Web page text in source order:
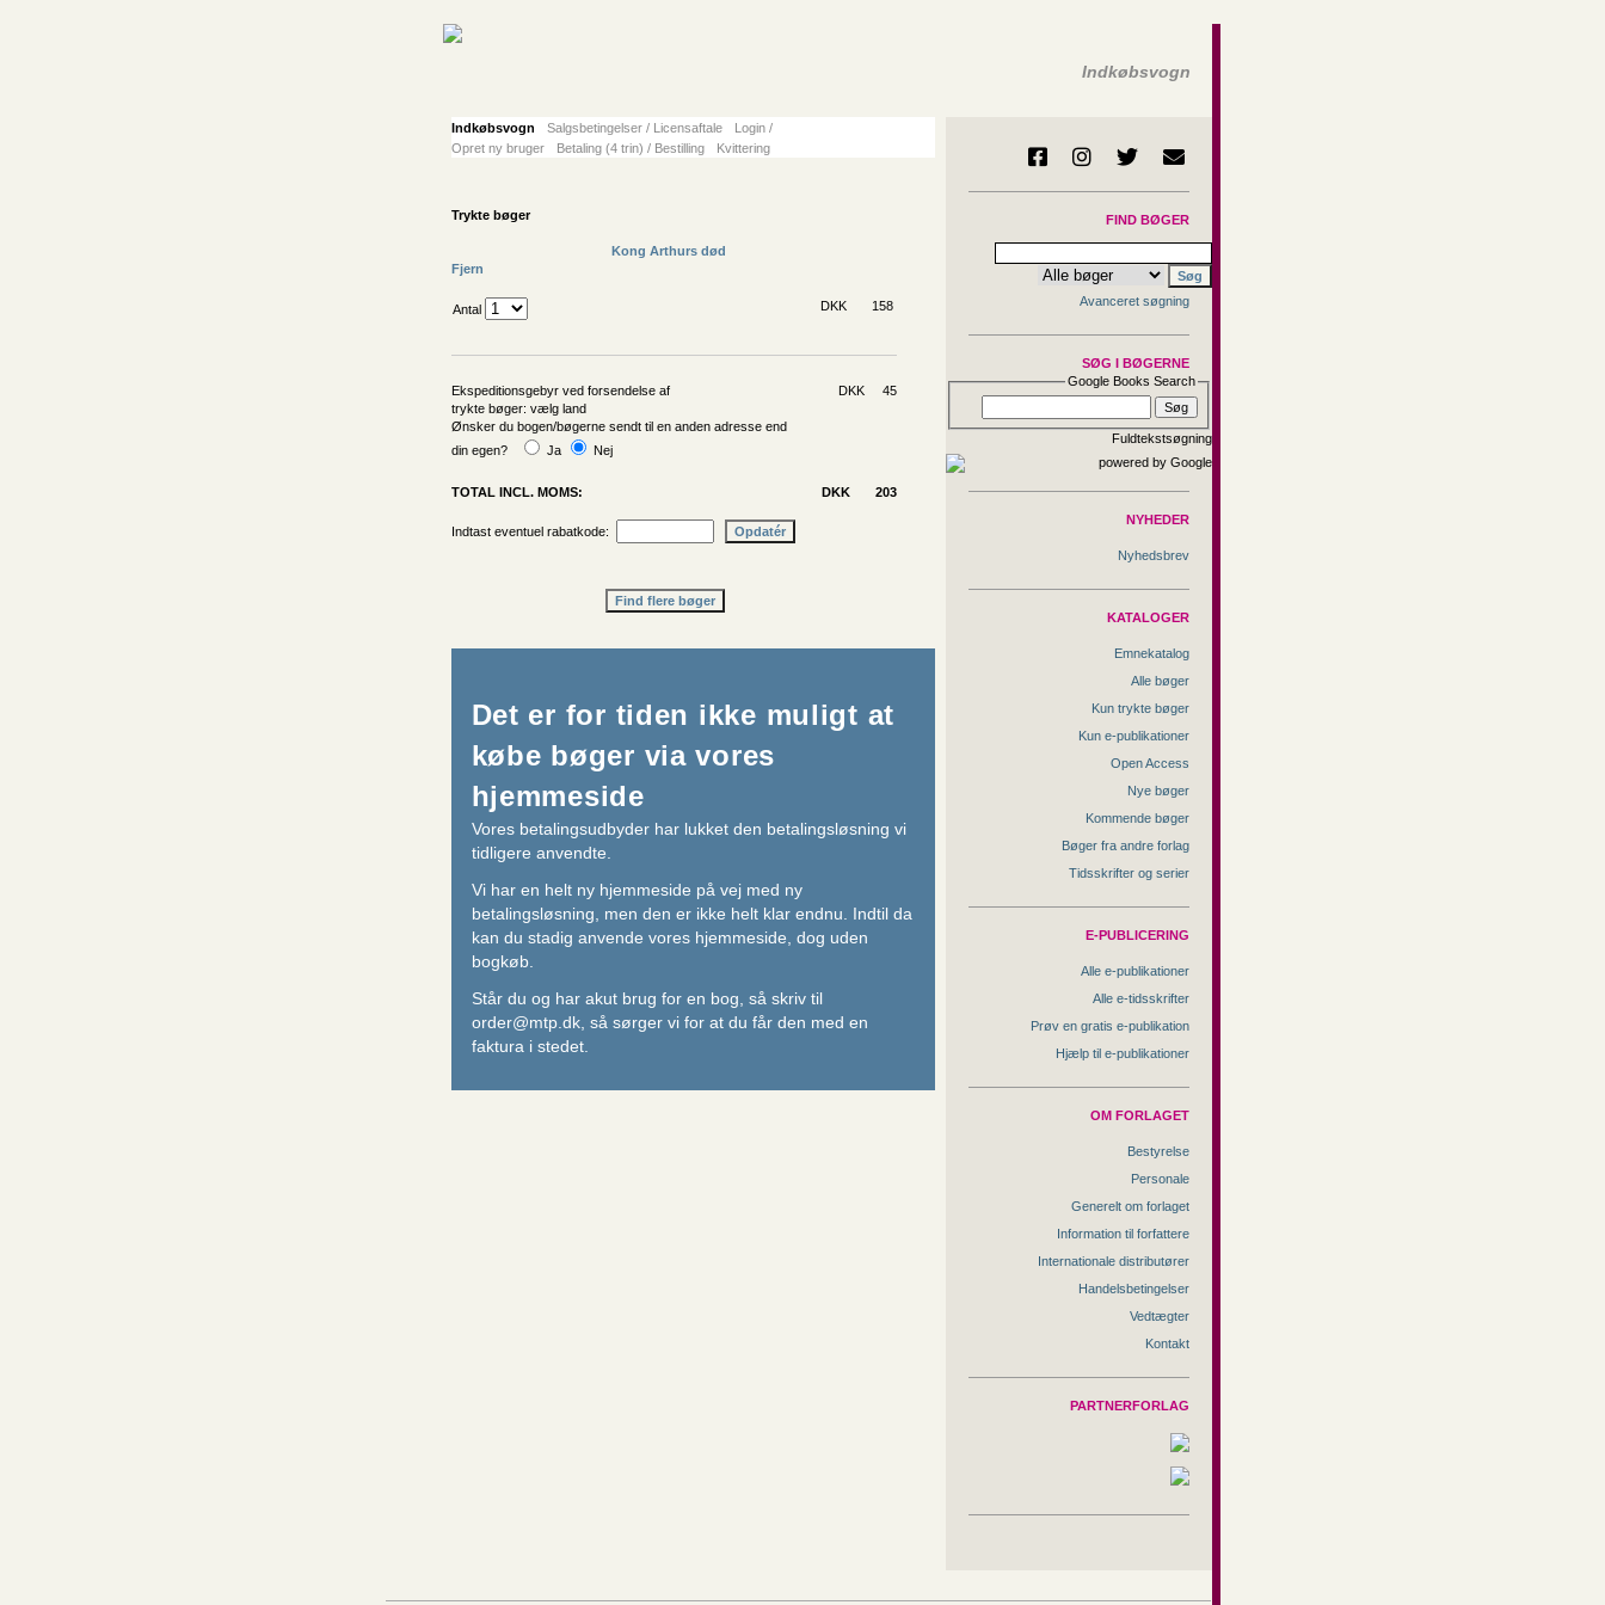
Indkøbsvogn
Indkøbsvogn Salgsbetingelser / Licensaftale
Login /
Opret ny bruger
Betaling (4 trin) / Bestilling Kvittering
Trykte bøger
Kong Arthurs død
Fjern
Antal DKK 158
Ekspeditionsgebyr ved forsendelse af
trykte bøger: vælg land
DKK 45
Ønsker du bogen/bøgerne sendt til en anden adresse end
din egen?
Ja Nej
TOTAL INCL. MOMS: DKK 203
Indtast eventuel rabatkode:
Det er for tiden ikke muligt at
købe bøger via vores
hjemmeside
Vores betalingsudbyder har lukket den betalingsløsning vi
tidligere anvendte.
Vi har en helt ny hjemmeside på vej med ny
betalingsløsning, men den er ikke helt klar endnu. Indtil da
kan du stadig anvende vores hjemmeside, dog uden
bogkøb.
Står du og har akut brug for en bog, så skriv til
order@mtp.dk, så sørger vi for at du får den med en
faktura i stedet.
FIND BØGER
Avanceret søgning
SØG I BØGERNE
Google Books Search
Fuldtekstsøgning
NYHEDER
Nyhedsbrev
KATALOGER
Emnekatalog
Alle bøger
Kun trykte bøger
Kun e-publikationer
Open Access
Nye bøger
Kommende bøger
Bøger fra andre forlag
Tidsskrifter og serier
E-PUBLICERING
Alle e-publikationer
Alle e-tidsskrifter
Prøv en gratis e-publikation
Hjælp til e-publikationer
OM FORLAGET
Bestyrelse
Personale
Generelt om forlaget
Information til forfattere
Internationale distributører
Handelsbetingelser
Vedtægter
Kontakt
PARTNERFORLAG